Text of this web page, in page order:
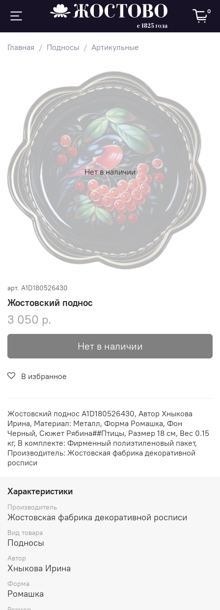
0
Главная Подносы Артикульные
Нет в наличии
арт. A1D180526430
Жостовский поднос
3 050 р.
Нет в наличии
В избранное
Жостовский поднос A1D180526430, Автор Хныкова
Ирина, Материал: Металл, Форма Ромашка, Фон
Черный, Сюжет Рябина##Птицы, Размер 18 см, Вес 0.15
кг, В комплекте: Фирменный полиэтиленовый пакет,
Производитель: Жостовская фабрика декоративной
росписи
Характеристики
Производитель
Жостовская фабрика декоративной росписи
Вид товара
Подносы
Автор
Хныкова Ирина
Форма
Ромашка